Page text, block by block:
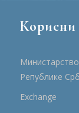
Корисни
Републике
Еxchange